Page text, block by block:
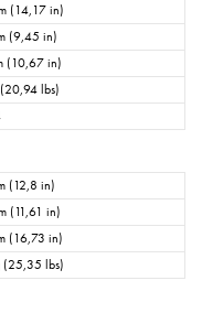
(14,17 in)
(9,45 in)
(10,67 in)
lbs)
(12,8 in)
(11,61 in)
(16,73 in)
(25,35 lbs)